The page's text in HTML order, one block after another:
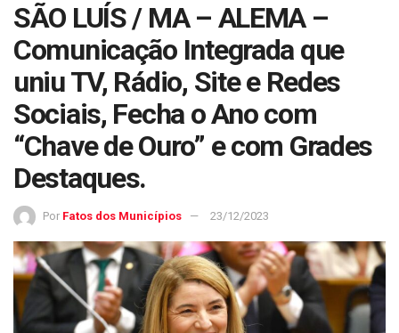
SÃO LUÍS / MA – ALEMA –
Comunicação Integrada que
uniu TV, Rádio, Site e Redes
Sociais, Fecha o Ano com
“Chave de Ouro” e com Grades
Destaques.
Por Fatos dos Municípios 23/12/2023